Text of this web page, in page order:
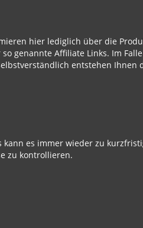
hier lediglich über die
genannte Affiliate Links. Im
entstehen Ihnen
es immer wieder zu
zu kontrollieren.